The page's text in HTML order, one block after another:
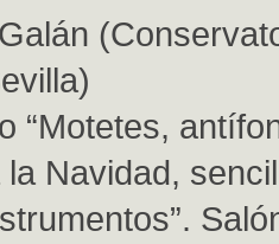
“Motetes,
Navidad,